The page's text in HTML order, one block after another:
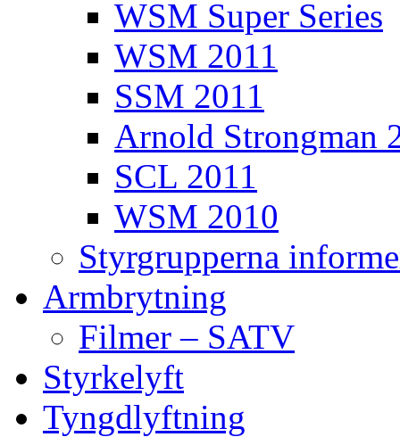
WSM Super Series
WSM 2011
SSM 2011
Arnold Strongman
SCL 2011
WSM 2010
Styrgrupperna
Armbrytning
Filmer – SATV
Styrkelyft
Tyngdlyftning